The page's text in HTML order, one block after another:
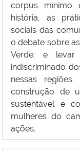
corpus mínimo
história, as
sociais das
o debate sobre
Verde; e
indiscriminado
nessas
construção de
sustentável e
mulheres do
ações.